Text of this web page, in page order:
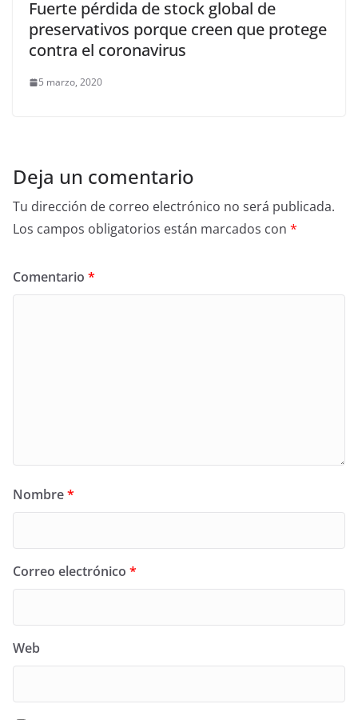
Fuerte pérdida de stock global de
preservativos porque creen que protege
contra el coronavirus
5 marzo, 2020
Deja un comentario
Tu dirección de correo electrónico no será publicada.
Los campos obligatorios están marcados con *
Comentario *
Nombre*
Correo electrónico *
Web